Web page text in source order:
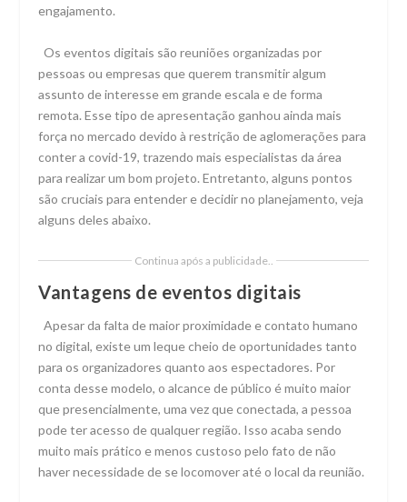
engajamento.
Os eventos digitais são reuniões organizadas por
pessoas ou empresas que querem transmitir algum
assunto de interesse em grande escala e de forma
remota. Esse tipo de apresentação ganhou ainda mais
força no mercado devido à restrição de aglomerações para
conter a covid-19, trazendo mais especialistas da área
para realizar um bom projeto. Entretanto, alguns pontos
são cruciais para entender e decidir no planejamento, veja
alguns deles abaixo.
Continua após a publicidade..
Vantagens de eventos digitais
Apesar da falta de maior proximidade e contato humano
no digital, existe um leque cheio de oportunidades tanto
para os organizadores quanto aos espectadores. Por
conta desse modelo, o alcance de público é muito maior
que presencialmente, uma vez que conectada, a pessoa
pode ter acesso de qualquer região. Isso acaba sendo
muito mais prático e menos custoso pelo fato de não
haver necessidade de se locomover até o local da reunião.